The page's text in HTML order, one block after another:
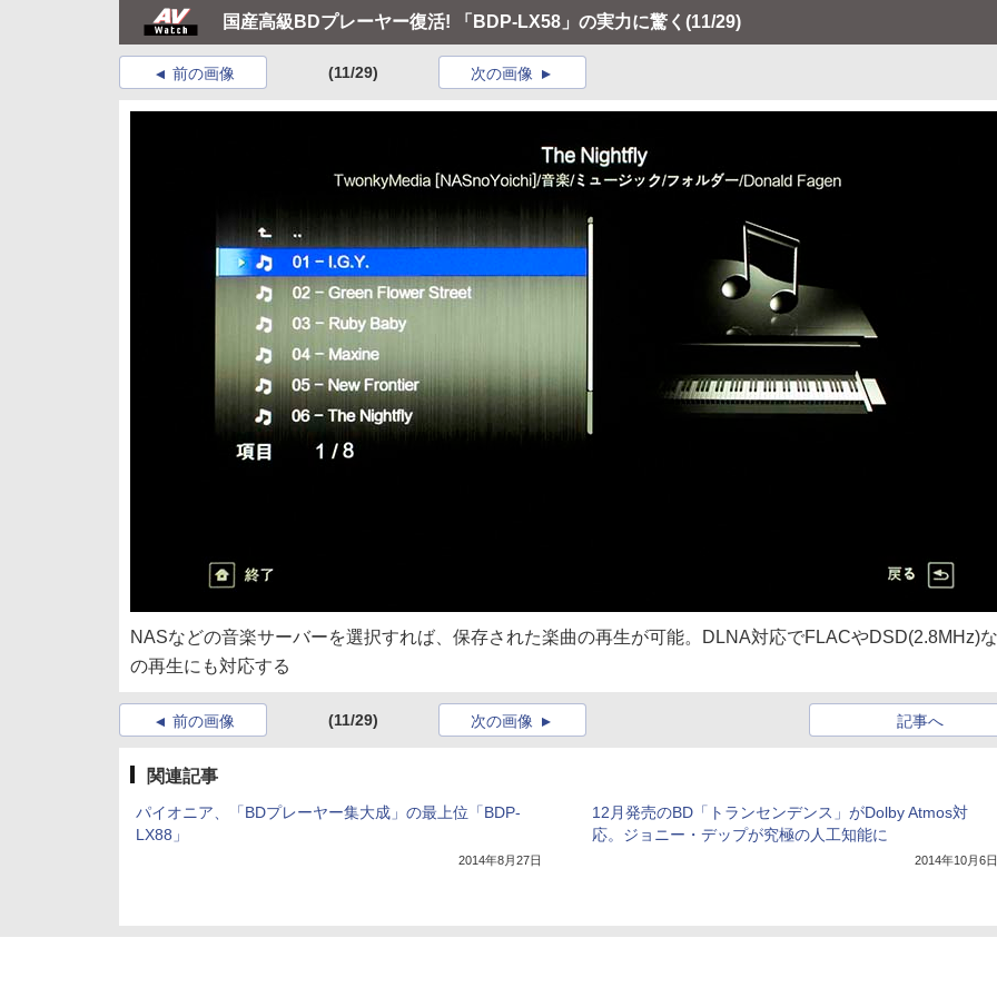
国産高級BDプレーヤー復活! 「BDP-LX58」の実力に驚く (11/29)
前の画像 (11/29) 次の画像
NASなどの音楽サーバーを選択すれば、保存された楽曲の再生が可能。DLNA対応でFLACやDSD(2.8MHz)
の再生にも対応する
前の画像 (11/29) 記事へ
次の画像
関連記事
パイオニア、「BDプレーヤー集大成」の最上位「BDP-
LX88」
2014年8月27日
12月発売のBD「トランセンデンス」がDolby Atmos対
応。ジョニー・デップが究極の人工知能に
2014年10月6日